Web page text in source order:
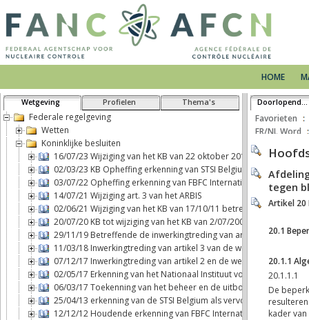
HOME
Wetgeving Profielen Thema's
Federale regelgeving
Wetten
Koninklijke besluiten
16/07/23 Wijziging van het KB van 22 oktober 2017 betreffende
02/03/23 KB Opheffing erkenning van STSI Belgium als
03/07/22 Opheffing erkenning van FBFC International als
14/07/21 Wijziging art. 3 van het ARBIS
02/06/21 Wijziging van het KB van 17/10/11 betreffende fysieke
20/07/20 KB tot wijziging van het KB van 2/07/2001 BSS
29/11/19 Betreffende de inwerkingtreding van artikel 2, b), van
11/03/18 Inwerkingtreding van artikel 3 van de wet van 7 mei
07/12/17 Inwerkingtreding van artikel 2 en de wettelijke
02/05/17 Erkenning van het Nationaal Instituut voor Radio-
06/03/17 Toekenning van het beheer en de uitbouw van een
25/04/13 erkenning van de STSI Belgium als vervoerder van
12/12/12 Houdende erkenning van FBFC International als
Doorlopende tekst
Favorieten
FR/NL Word